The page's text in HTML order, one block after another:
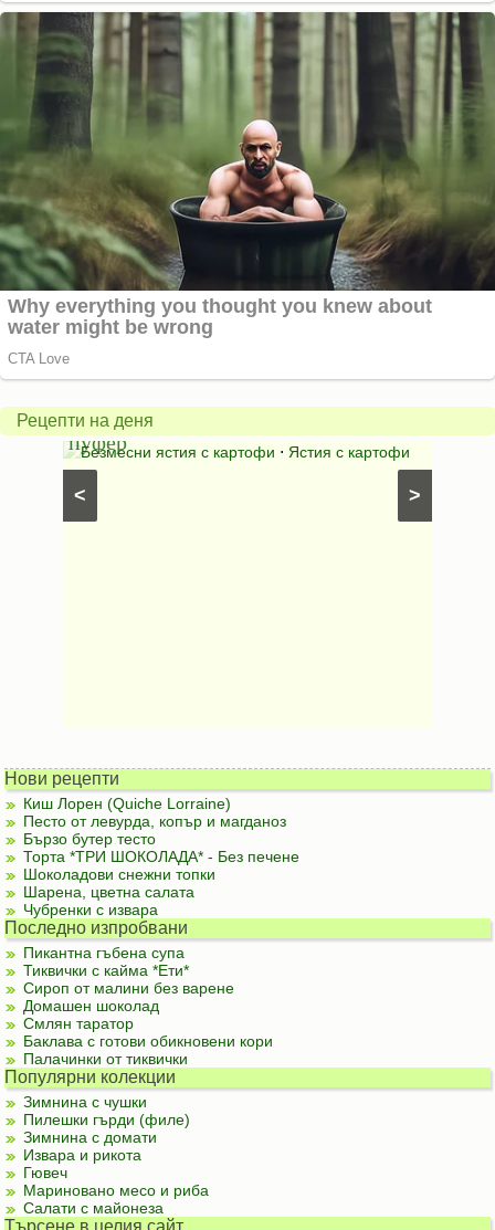
Рецепти на деня
>
<
Картофен
пуфер
Безмесни ястия с картофи ⋅ Ястия с картофи
без
Нови рецепти
Киш Лорен (Quiche Lorraine)
Песто от левурда, копър и магданоз
Бързо бутер тесто
Торта *ТРИ ШОКОЛАДА* - Без печене
Шоколадови снежни топки
Шарена, цветна салата
Чубренки с извара
Последно изпробвани
Пикантна гъбена супа
Тиквички с кайма *Ети*
Сироп от малини без варене
Домашен шоколад
Смлян таратор
Баклава с готови обикновени кори
Палачинки от тиквички
Популярни колекции
Зимнина с чушки
Пилешки гърди (филе)
Зимнина с домати
Извара и рикота
Гювеч
Мариновано месо и риба
Салати с майонеза
Търсене в целия сайт